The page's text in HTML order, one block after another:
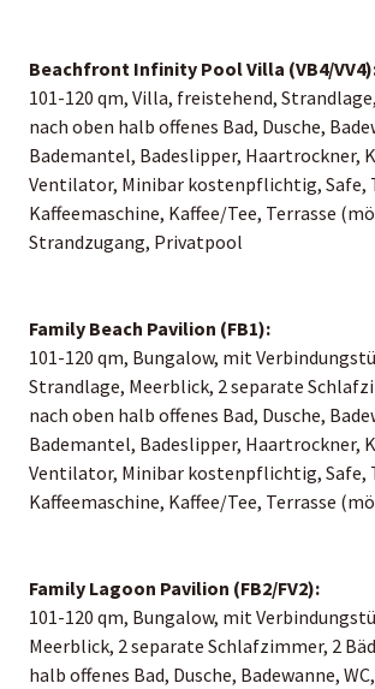
Beachfront Infinity Pool Villa (VB4/
101-120 qm, Villa, freistehend,
nach oben halb offenes Bad, Dusche,
Bademantel, Badeslipper, Haartrockner,
Ventilator, Minibar kostenpflichtig, Safe,
Kaffeemaschine, Kaffee/Tee, Terrasse
Strandzugang, Privatpool
Family Beach Pavilion (FB1):
101-120 qm, Bungalow, mit
Strandlage, Meerblick, 2 separate
nach oben halb offenes Bad, Dusche,
Bademantel, Badeslipper, Haartrockner,
Ventilator, Minibar kostenpflichtig, Safe,
Kaffeemaschine, Kaffee/Tee, Terrasse
Family Lagoon Pavilion (FB2/FV2):
101-120 qm, Bungalow, mit
Meerblick, 2 separate Schlafzimmer, 2
halb offenes Bad, Dusche, Badewanne,